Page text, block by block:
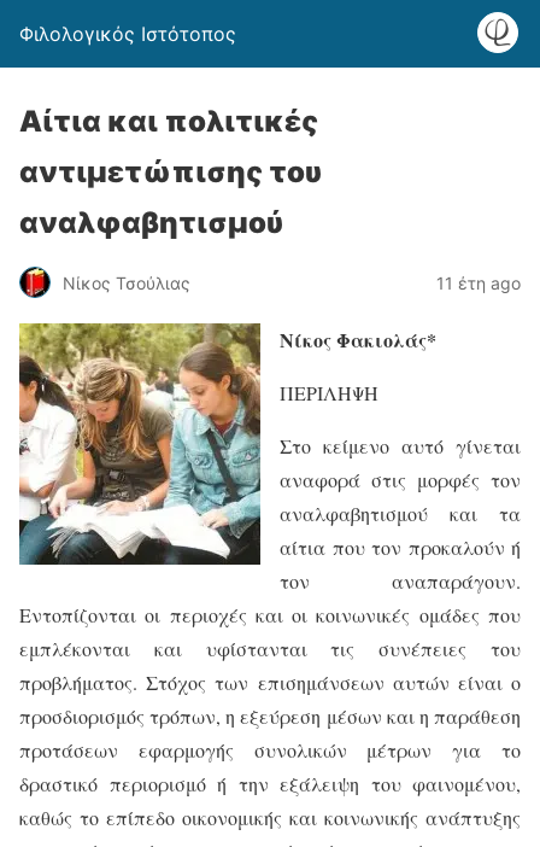
Φιλολογικός Ιστότοπος
Αίτια και πολιτικές
αντιμετώπισης του
αναλφαβητισμού
Νίκος Τσούλιας 11 έτη ago
Νίκος Φακιολάς*
ΠΕΡΙΛΗΨΗ
Στο κείμενο αυτό γίνεται
αναφορά στις μορφές τον
αναλφαβητισμού και τα
αίτια που τον προκαλούν ή
τον αναπαράγουν.
Εντοπίζονται οι περιοχές και οι κοινωνικές ομάδες που
εμπλέκονται και υφίστανται τις συνέπειες του
προβλήματος. Στόχος των επισημάνσεων αυτών είναι ο
προσδιορισμός τρόπων, η εξεύρεση μέσων και η παράθεση
προτάσεων εφαρμογής συνολικών μέτρων για το
δραστικό περιορισμό ή την εξάλειψη του φαινομένου,
καθώς το επίπεδο οικονομικής και κοινωνικής ανάπτυξης